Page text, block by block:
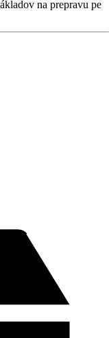
na prepravu pe